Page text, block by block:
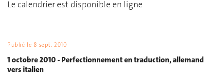
Le calendrier est disponible en ligne
Publié le 8 sept. 2010
1 octobre 2010 - Perfectionnement en traduction, allemand
vers italien